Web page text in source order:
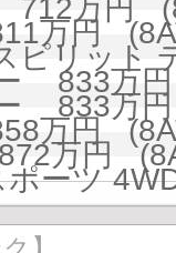
712万円
万円
ピリッ
833万
833万
万円
万円
ポーツ